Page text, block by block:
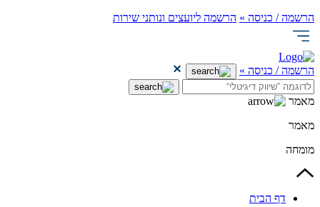
הרשמה / כניסה » הרשמה ליועצים ונותני שירות
הרשמה / כניסה »
מאמר
מאמר
מומחה
דף הבית